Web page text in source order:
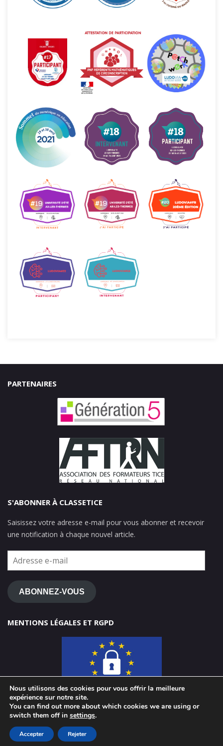
PARTENAIRES
S'ABONNER À CLASSETICE
Saisissez votre adresse e-mail pour vous abonner et recevoir
une notification à chaque nouvel article.
Adresse
e-
mail
ABONNEZ-VOUS
MENTIONS LÉGALES ET RGPD
© 2026 ClasseTICE 1d
Powered by WordPress
Nous utilisons des cookies pour vous offrir la meilleure
expérience sur notre site.
You can find out more about which cookies we are using or
switch them off in settings.
Accepter Rejeter